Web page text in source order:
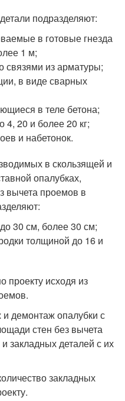
подразделяют:
в готовые гнезда
1 м;
связями из арматуры;
в виде сварных
в теле бетона;
4, 20 и более 20 кг;
и набетонок.
в скользящей и
опалубках,
вычета проемов в
30 см, более 30 см;
толщиной до 16 и
проекту исходя из
демонтаж опалубки с
стен без вычета
закладных деталей с их
закладных